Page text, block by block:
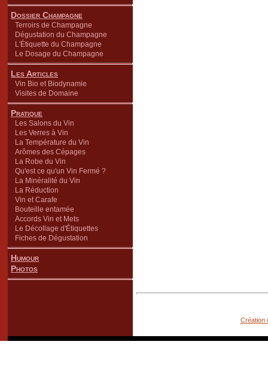
Dossier Champagne
Terroirs de Champagne
Dégustation du Champagne
L'Étiquette du Champagne
Le Dosage du Champagne
Les Articles
Vin Bio et Biodynamie
Visites de Domaine
Pratique
Les Salons du Vin
Les Verres à Vin
La Température du Vin
Arômes des Cépages
La Robe du Vin
Qu'est ce qu'un Vin Fermé ?
La Minéralité du Vin
La Réduction
Vin et Carafe
Bouteille entamée
Accords Vin et Mets
Le Décollage d'Étiquettes
Fiches de Dégustation
Humour
Photos
Création